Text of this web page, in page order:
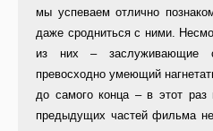
мы успеваем отлично
даже сродниться с ними.
из них – заслуживающие
превосходно умеющий
до самого конца – в этот раз
предыдущих частей фильма